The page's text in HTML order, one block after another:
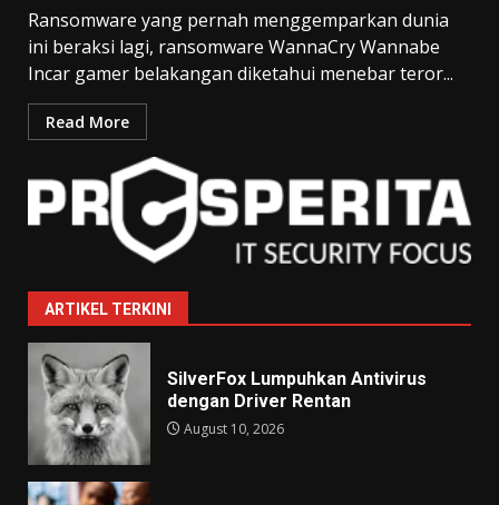
Ransomware yang pernah menggemparkan dunia
ini beraksi lagi, ransomware WannaCry Wannabe
Incar gamer belakangan diketahui menebar teror...
Read More
ARTIKEL TERKINI
SilverFox Lumpuhkan Antivirus
dengan Driver Rentan
August 10, 2026